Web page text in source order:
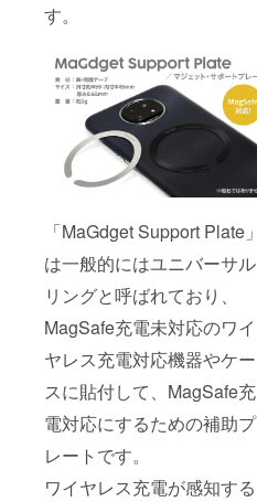
す。
「MaGdget Support Plate」
は一般的にはユニバーサル
リングと呼ばれており、
MagSafe充電未対応のワイ
ヤレス充電対応機器やケー
スに貼付して、MagSafe充
電対応にするための補助プ
レートです。
ワイヤレス充電が感知する